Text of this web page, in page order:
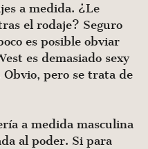
a medida. ¿Le
el rodaje? Seguro
es posible obviar
es demasiado sexy
Obvio, pero se trata de
a medida masculina
al poder. Si para